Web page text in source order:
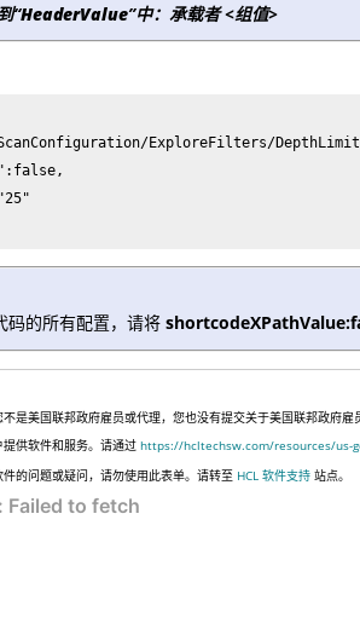
“HeaderValue”中：承载者 <组值>
ExploreFilters/
码的所有配置，请将
是美国联邦政府雇员或代理，您也没有提交关于美国联邦政府
提供软件和服务。请通过https://hcltechsw.com/resources/us-
的问题或疑问，请勿使用此表单。请转至 HCL 软件支持 站点。